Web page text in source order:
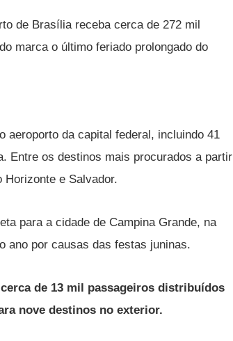
de Brasília receba cerca de 272 mil
marca o último feriado prolongado do
aeroporto da capital federal, incluindo 41
Entre os destinos mais procurados a partir
e Salvador.
para a cidade de Campina Grande, na
ano por causas das festas juninas.
de 13 mil passageiros distribuídos
nove destinos no exterior.